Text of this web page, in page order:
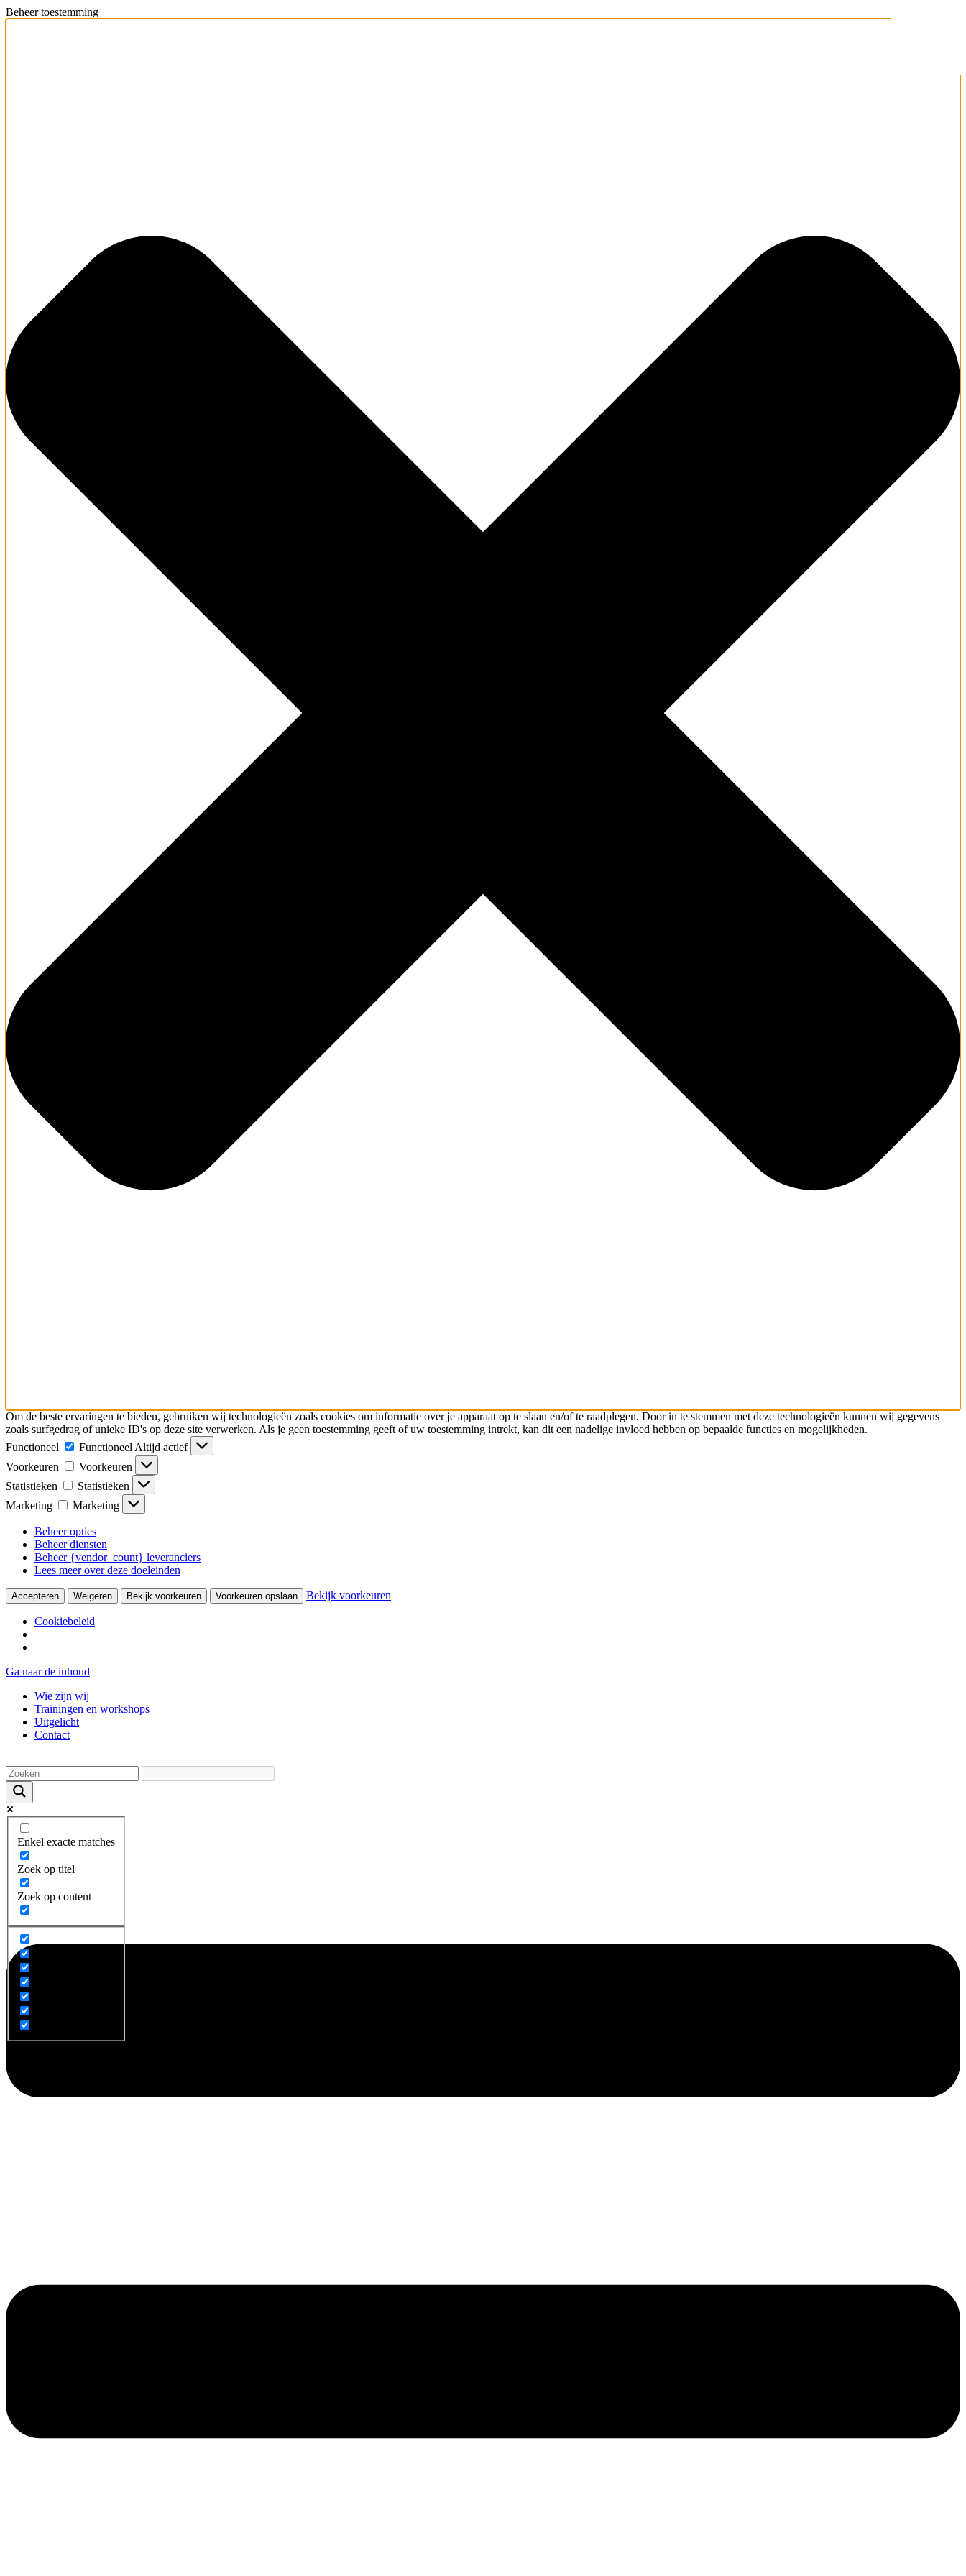
Beheer toestemming
Om de beste ervaringen te bieden, gebruiken wij technologieën zoals cookies om informatie over je apparaat op te slaan en/of te raadplegen. Door in te stemmen met deze technologieën kunnen wij gegevens
zoals surfgedrag of unieke ID's op deze site verwerken. Als je geen toestemming geeft of uw toestemming intrekt, kan dit een nadelige invloed hebben op bepaalde functies en mogelijkheden.
Functioneel
Functioneel Altijd actief
Voorkeuren
Voorkeuren
Statistieken
Statistieken
Marketing
Marketing
Beheer opties
Beheer diensten
Beheer {vendor_count} leveranciers
Lees meer over deze doeleinden
Accepteren Weigeren Bekijk voorkeuren Voorkeuren opslaan Bekijk voorkeuren
Cookiebeleid
Ga naar de inhoud
Wie zijn wij
Trainingen en workshops
Uitgelicht
Contact
Enkel exacte matches
Zoek op titel
Zoek op content